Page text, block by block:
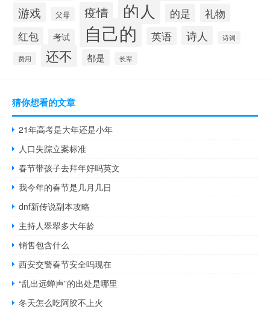
游戏 父母 疫情 的人 的是 礼物
红包 考试 自己的 英语 诗人 诗词
费用 还不 都是 长辈
猜你想看的文章
21年高考是大年还是小年
人口失踪立案标准
春节带孩子去拜年好吗英文
我今年的春节是几月几日
dnf新传说副本攻略
主持人翠翠多大年龄
销售包含什么
西安交警春节安全吗现在
“乱出远蝉声”的出处是哪里
冬天怎么吃阿胶不上火